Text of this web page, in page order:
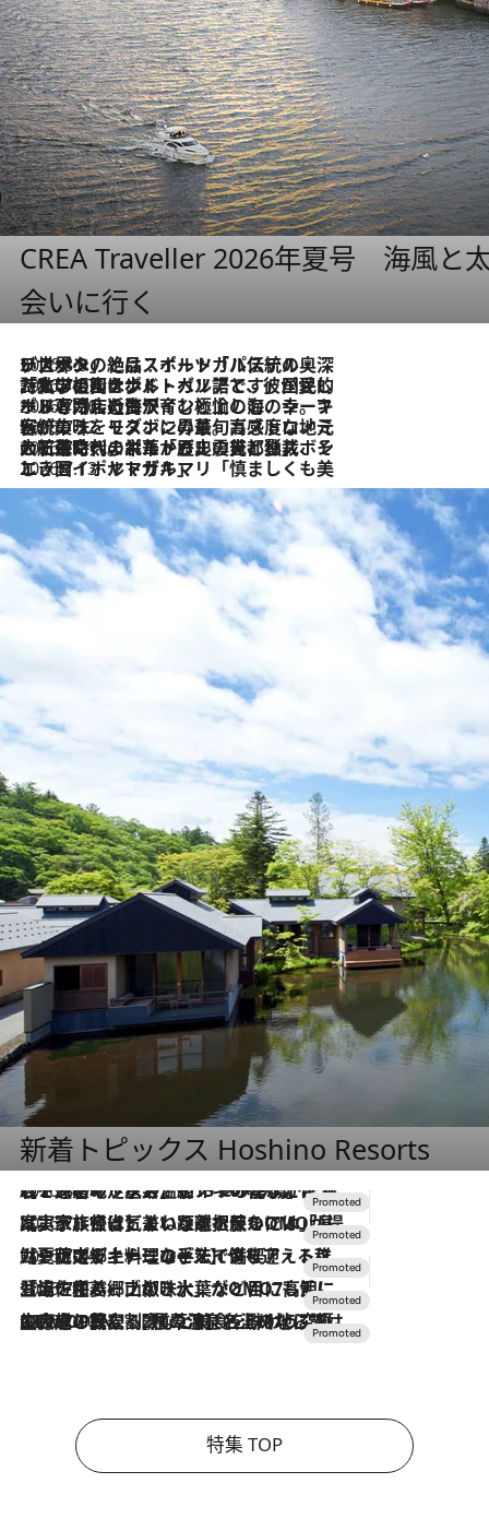
CREA Traveller 2026年夏号 海風と
会いに行く
2026.8.8
リスボンの絶品スイーツ「パステル・デ・ナタ」とは？ポルトガル伝統の奥深い世界へ
2026.7.27
「私の祖国はポルトガル語です」国民的詩人フェルナンド・ペソアと、彼が愛した文学の街を歩く
2026.7.26
ポルトガル近海が育む極上の海の幸。キリリと冷えた白ワインと愉しむ、シーフード専門店の贅沢
2026.7.22
伝統の味をモダンに昇華。高感度な地元客が集う、リスボンの最旬ガストロノミー
2026.7.21
大航海時代の栄華から、震災、独裁、そして革命へ。ポルトガル・首都リスボンの石畳に刻まれた「歴史の光と影」
2026.7.13
エッセイ・ヤマザキマリ「慎ましくも美しき国 ポルトガル」
新着トピックス Hoshino Resorts
2026.8.7
【トンボの足水浴】ヒノキの香りに包まれて涼感マックス！約13℃の湧水かけ流しを避暑地「星野温泉 トンボの湯」で体験
2026.7.31
【ホテル帰省】という選択肢をOMOが提案。家族とほどよい距離を保つには「昼は実家、夜は気兼ねなくホテルで！」
2026.7.24
【夏限定ディナーコース】旬を迎える稚鮎や花ズッキーニなどをイタリア・トスカーナの郷土料理の手法で満喫！
2026.7.17
「土佐和ハーブかき氷」がOMO7高知に登場！生姜、山椒、大葉など目にも舌にも涼を呼ぶ郷土の味
2026.7.10
NEW OPEN！【界 草津】名湯の地に誕生。趣の異なる2種の温泉と上州ならではの会席・蕎麦割烹など美食を味わう究極の癒やし旅
特集 TOP